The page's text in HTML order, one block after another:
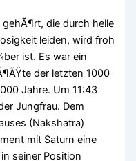
die durch helle
leiden, wird froh
ist. Es war ein
der letzten 1000
Jahre. Um 11:43
Jungfrau. Dem
(Nakshatra)
mit Saturn eine
seiner Position